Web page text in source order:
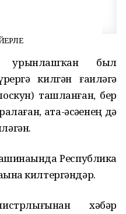
урынлашҡан был
килгән ғаиләгә
ташланған, бер
ата-әсәһенең дә
Республика
килтергәндәр.
хәбәр